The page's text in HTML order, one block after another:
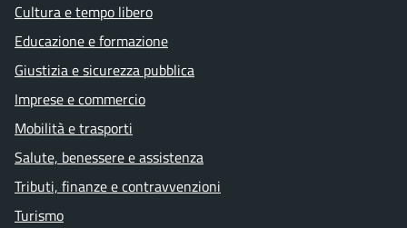
Cultura e tempo libero
Educazione e formazione
Giustizia e sicurezza pubblica
Imprese e commercio
Mobilità e trasporti
Salute, benessere e assistenza
Tributi, finanze e contravvenzioni
Turismo